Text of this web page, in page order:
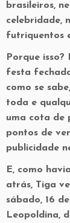
brasileiros,
celebridade,
futriquentos
Porque
festa
como se
toda e
uma cota de
pontos de
publicidade
E, como
atrás, Tiga
sábado, 16
Leopoldina,